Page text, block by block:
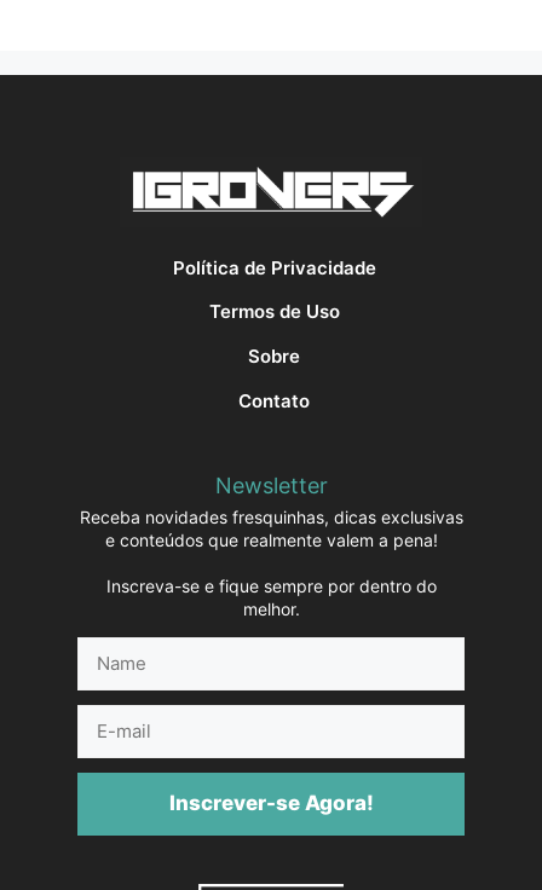
Política de Privacidade
Termos de Uso
Sobre
Contato
Newsletter
Receba novidades fresquinhas, dicas exclusivas
e conteúdos que realmente valem a pena!
Inscreva-se e fique sempre por dentro do
melhor.
mail
Inscrever-se Agora!